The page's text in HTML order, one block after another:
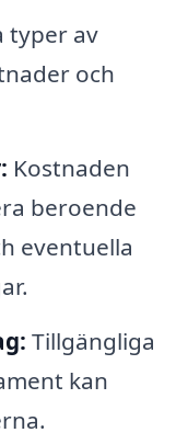
typer av
och
Kostnaden
beroende
eventuella
Tillgängliga
kan